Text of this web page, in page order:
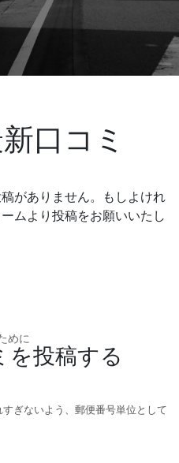
口コミ
がありません。もしよけれ
ムより投稿をお願いいたし
めに
を投稿する
すぎないよう、郵便番号単位として